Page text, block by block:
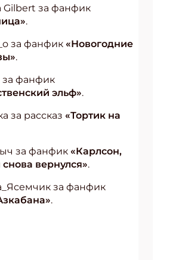
за фанфик
.
за фанфик «Новогодние
.
фанфик
эльф».
за рассказ «Тортик на
за фанфик «Карлсон,
вернулся».
за фанфик
.